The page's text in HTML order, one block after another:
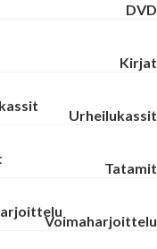
DVD
Kirjat
Urheilukassit
Tatamit
Voimaharjoittelu